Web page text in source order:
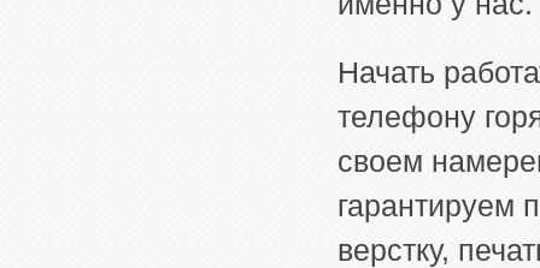
Начать
телефону
своем
гарантируем
верстку,